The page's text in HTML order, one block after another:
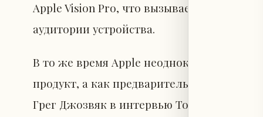
Apple Vision Pro, что вызывает
аудитории устройства.
В то же время Apple неоднократно
продукт, а как предварительный взгляд
Грег Джозвяк в интервью Tom’s Guide